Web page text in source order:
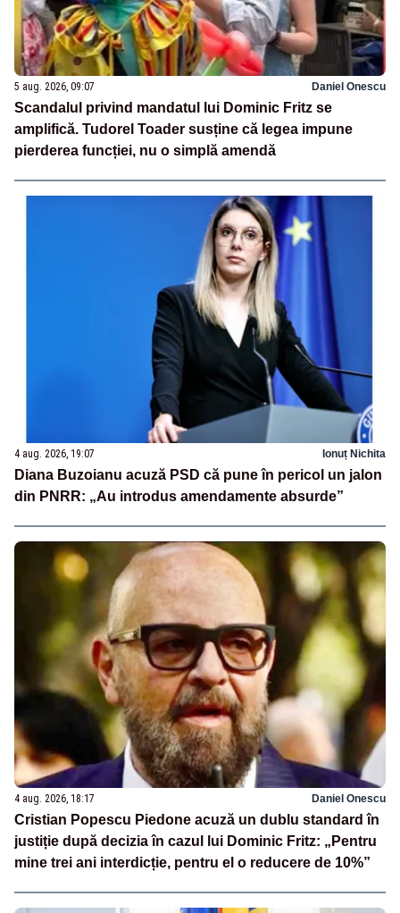
5 aug. 2026, 09:07 Daniel Onescu
Scandalul privind mandatul lui Dominic Fritz se
amplifică. Tudorel Toader susține că legea impune
pierderea funcției, nu o simplă amendă
4 aug. 2026, 19:07 Ionuț Nichita
Diana Buzoianu acuză PSD că pune în pericol un jalon
din PNRR: „Au introdus amendamente absurde”
4 aug. 2026, 18:17 Daniel Onescu
Cristian Popescu Piedone acuză un dublu standard în
justiție după decizia în cazul lui Dominic Fritz: „Pentru
mine trei ani interdicție, pentru el o reducere de 10%”